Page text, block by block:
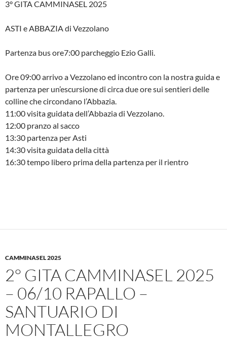
3° GITA CAMMINASEL 2025
ASTI e ABBAZIA di Vezzolano
Partenza bus ore7:00 parcheggio Ezio Galli.
Ore 09:00 arrivo a Vezzolano ed incontro con la nostra guida e
partenza per un’escursione di circa due ore sui sentieri delle
colline che circondano l’Abbazia.
11:00 visita guidata dell’Abbazia di Vezzolano.
12:00 pranzo al sacco
13:30 partenza per Asti
14:30 visita guidata della città
16:30 tempo libero prima della partenza per il rientro
CAMMINASEL 2025
2° GITA CAMMINASEL 2025
– 06/10 RAPALLO –
SANTUARIO DI
MONTALLEGRO